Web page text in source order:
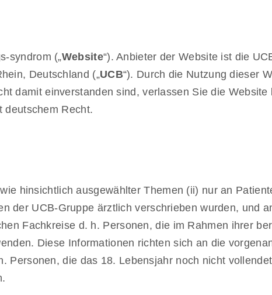
syndrom („Website“). Anbieter der Website ist die
Deutschland („UCB“). Durch die Nutzung dieser
damit einverstanden sind, verlassen Sie die
deutschem Recht.
hinsichtlich ausgewählter Themen (ii) nur an
der UCB-Gruppe ärztlich verschrieben wurden, und
Fachkreise d. h. Personen, die im Rahmen ihrer
Diese Informationen richten sich an die
Personen, die das 18. Lebensjahr noch nicht